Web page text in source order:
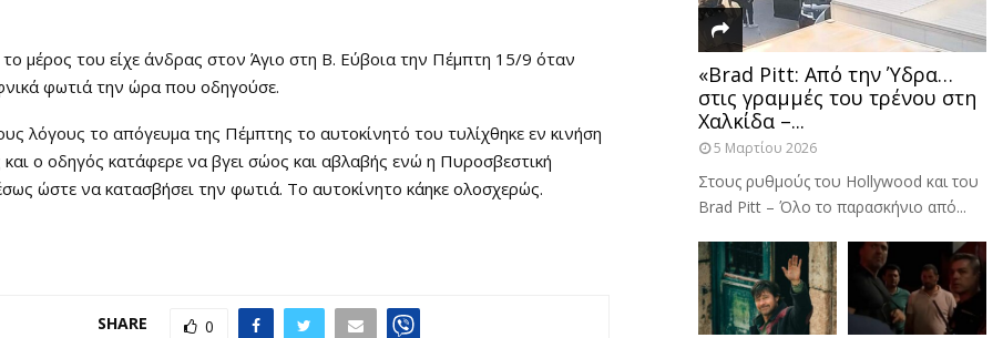
μέρος του είχε άνδρας στον Άγιο στη Β. Εύβοια την Πέμπτη 15/9 όταν
φωτιά την ώρα που οδηγούσε.
λόγους το απόγευμα της Πέμπτης το αυτοκίνητό του τυλίχθηκε εν κινήση
και ο οδηγός κατάφερε να βγει σώος και αβλαβής ενώ η Πυροσβεστική
ώστε να κατασβήσει την φωτιά. Το αυτοκίνητο κάηκε ολοσχερώς.
SHARE 0
«Brad Pitt: Από την Ύδρα…
στις γραμμές του τρένου στη
Χαλκίδα –...
5 Μαρτίου 2026
Στους ρυθμούς του Hollywood και του
Brad Pitt – Όλο το παρασκήνιο από...